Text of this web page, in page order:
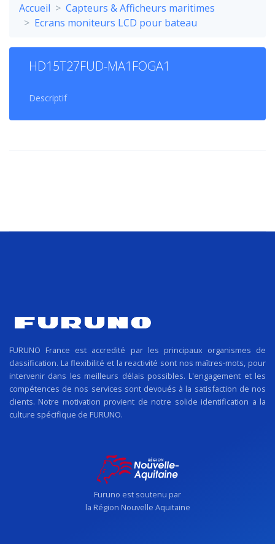
Accueil
Capteurs & Afficheurs maritimes
Ecrans moniteurs LCD pour bateau
HD15T27FUD-MA1FOGA1
Descriptif
FURUNO France est accredité par les principaux organismes de
classification. La flexibilité et la reactivité sont nos maîtres-mots, pour
intervenir dans les meilleurs délais possibles. L'engagement et les
compétences de nos services sont devoués à la satisfaction de nos
clients. Notre motivation provient de notre solide identification a la
culture spécifique de FURUNO.
Furuno est soutenu par
la Région Nouvelle Aquitaine